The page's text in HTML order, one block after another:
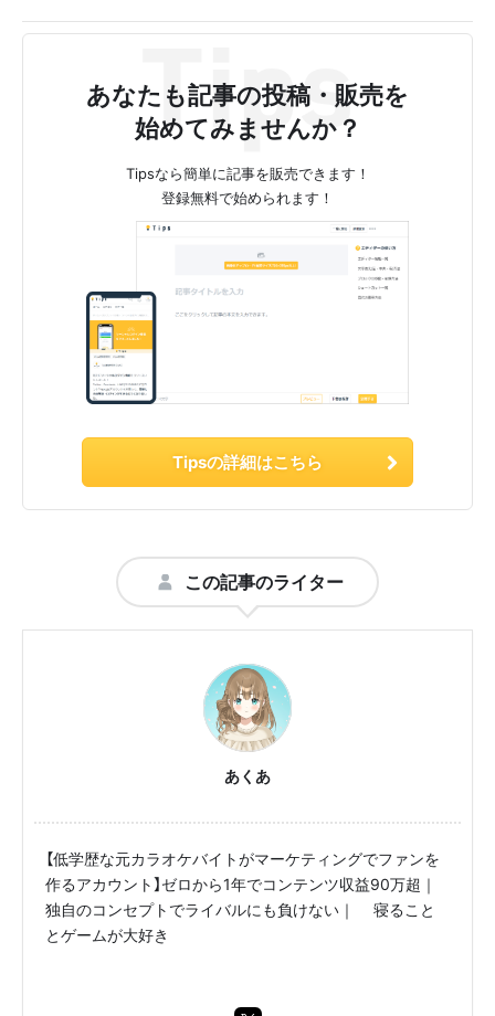
あなたも記事の投稿・販売を
始めてみませんか？
Tipsなら簡単に記事を販売できます！
登録無料で始められます！
Tipsの詳細はこちら
この記事のライター
あくあ
【低学歴な元カラオケバイトがマーケティングでファンを
作るアカウント】ゼロから1年でコンテンツ収益90万超｜
独自のコンセプトでライバルにも負けない｜💤寝ること
とゲームが大好き🎮